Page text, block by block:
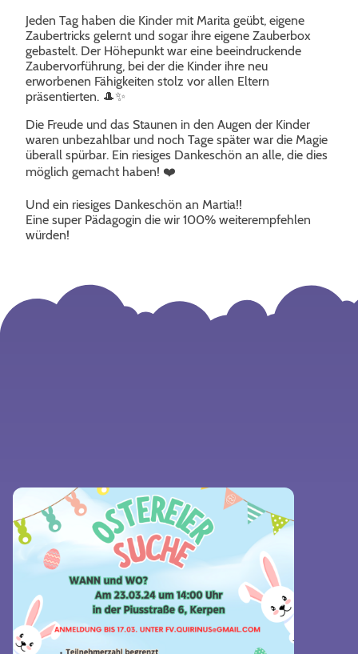
Jeden Tag haben die Kinder mit Marita geübt, eigene
Zaubertricks gelernt und sogar ihre eigene Zauberbox
gebastelt. Der Höhepunkt war eine beeindruckende
Zaubervorführung, bei der die Kinder ihre neu
erworbenen Fähigkeiten stolz vor allen Eltern
präsentierten. 🎩✨
Die Freude und das Staunen in den Augen der Kinder
waren unbezahlbar und noch Tage später war die Magie
überall spürbar. Ein riesiges Dankeschön an alle, die dies
möglich gemacht haben! ❤️
Und ein riesiges Dankeschön an Martia!!
Eine super Pädagogin die wir 100% weiterempfehlen
würden!